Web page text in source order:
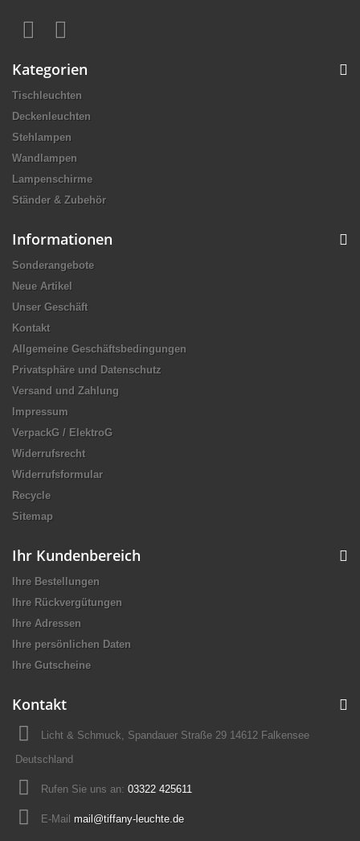
Kategorien
Tischleuchten
Deckenleuchten
Stehlampen
Wandlampen
Lampenschirme
Ständer & Zubehör
Informationen
Sonderangebote
Neue Artikel
Unser Geschäft
Kontakt
Allgemeine Geschäftsbedingungen
Privatsphäre und Datenschutz
Versand und Zahlung
Impressum
VerpackG / ElektroG
Widerrufsrecht
Widerrufsformular
Recycle
Sitemap
Ihr Kundenbereich
Ihre Bestellungen
Ihre Rückvergütungen
Ihre Adressen
Ihre persönlichen Daten
Ihre Gutscheine
Kontakt
Licht & Schmuck, Spandauer Straße 29 14612 Falkensee
Deutschland
Rufen Sie uns an: 03322 425611
E-Mail mail@tiffany-leuchte.de